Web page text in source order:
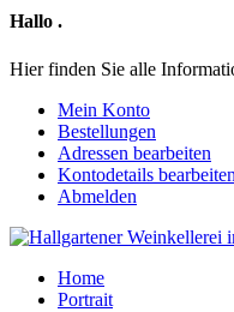
Hallo .
Hier finden Sie alle
Mein Konto
Bestellungen
Adressen bearbeiten
Kontodetails bearbeiten
Abmelden
Home
Portrait